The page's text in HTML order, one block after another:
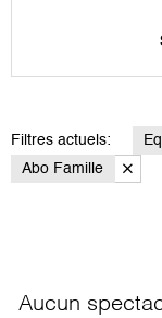
Filtres actuels:
Abo Famille
Aucun